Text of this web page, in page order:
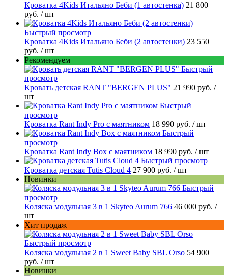
Кроватка 4Kids Итальяно Беби (1 автостенка) 21 800
руб. / шт
Быстрый просмотр
Кроватка 4Kids Итальяно Беби (2 автостенки) 23 550
руб. / шт
Рекомендуем
Быстрый
просмотр
Кровать детская RANT "BERGEN PLUS" 21 990 руб. /
шт
Быстрый
просмотр
Кроватка Rant Indy Pro с маятником 18 990 руб. / шт
Быстрый
просмотр
Кроватка Rant Indy Box с маятником 18 990 руб. / шт
Быстрый просмотр
Кроватка детская Tutis Cloud 4 27 900 руб. / шт
Новинки
Быстрый
просмотр
Коляска модульная 3 в 1 Skyteo Aurum 766 46 000 руб. /
шт
Хит продаж
Быстрый просмотр
Коляска модульная 2 в 1 Sweet Baby SBL Orso 54 900
руб. / шт
Новинки